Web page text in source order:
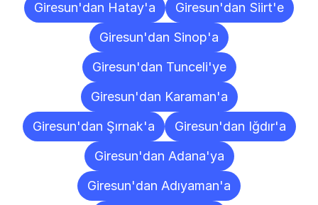
Giresun'dan Hatay'a
Giresun'dan Siirt'e
Giresun'dan Sinop'a
Giresun'dan Tunceli'ye
Giresun'dan Karaman'a
Giresun'dan Şırnak'a
Giresun'dan Iğdır'a
Giresun'dan Adana'ya
Giresun'dan Adıyaman'a